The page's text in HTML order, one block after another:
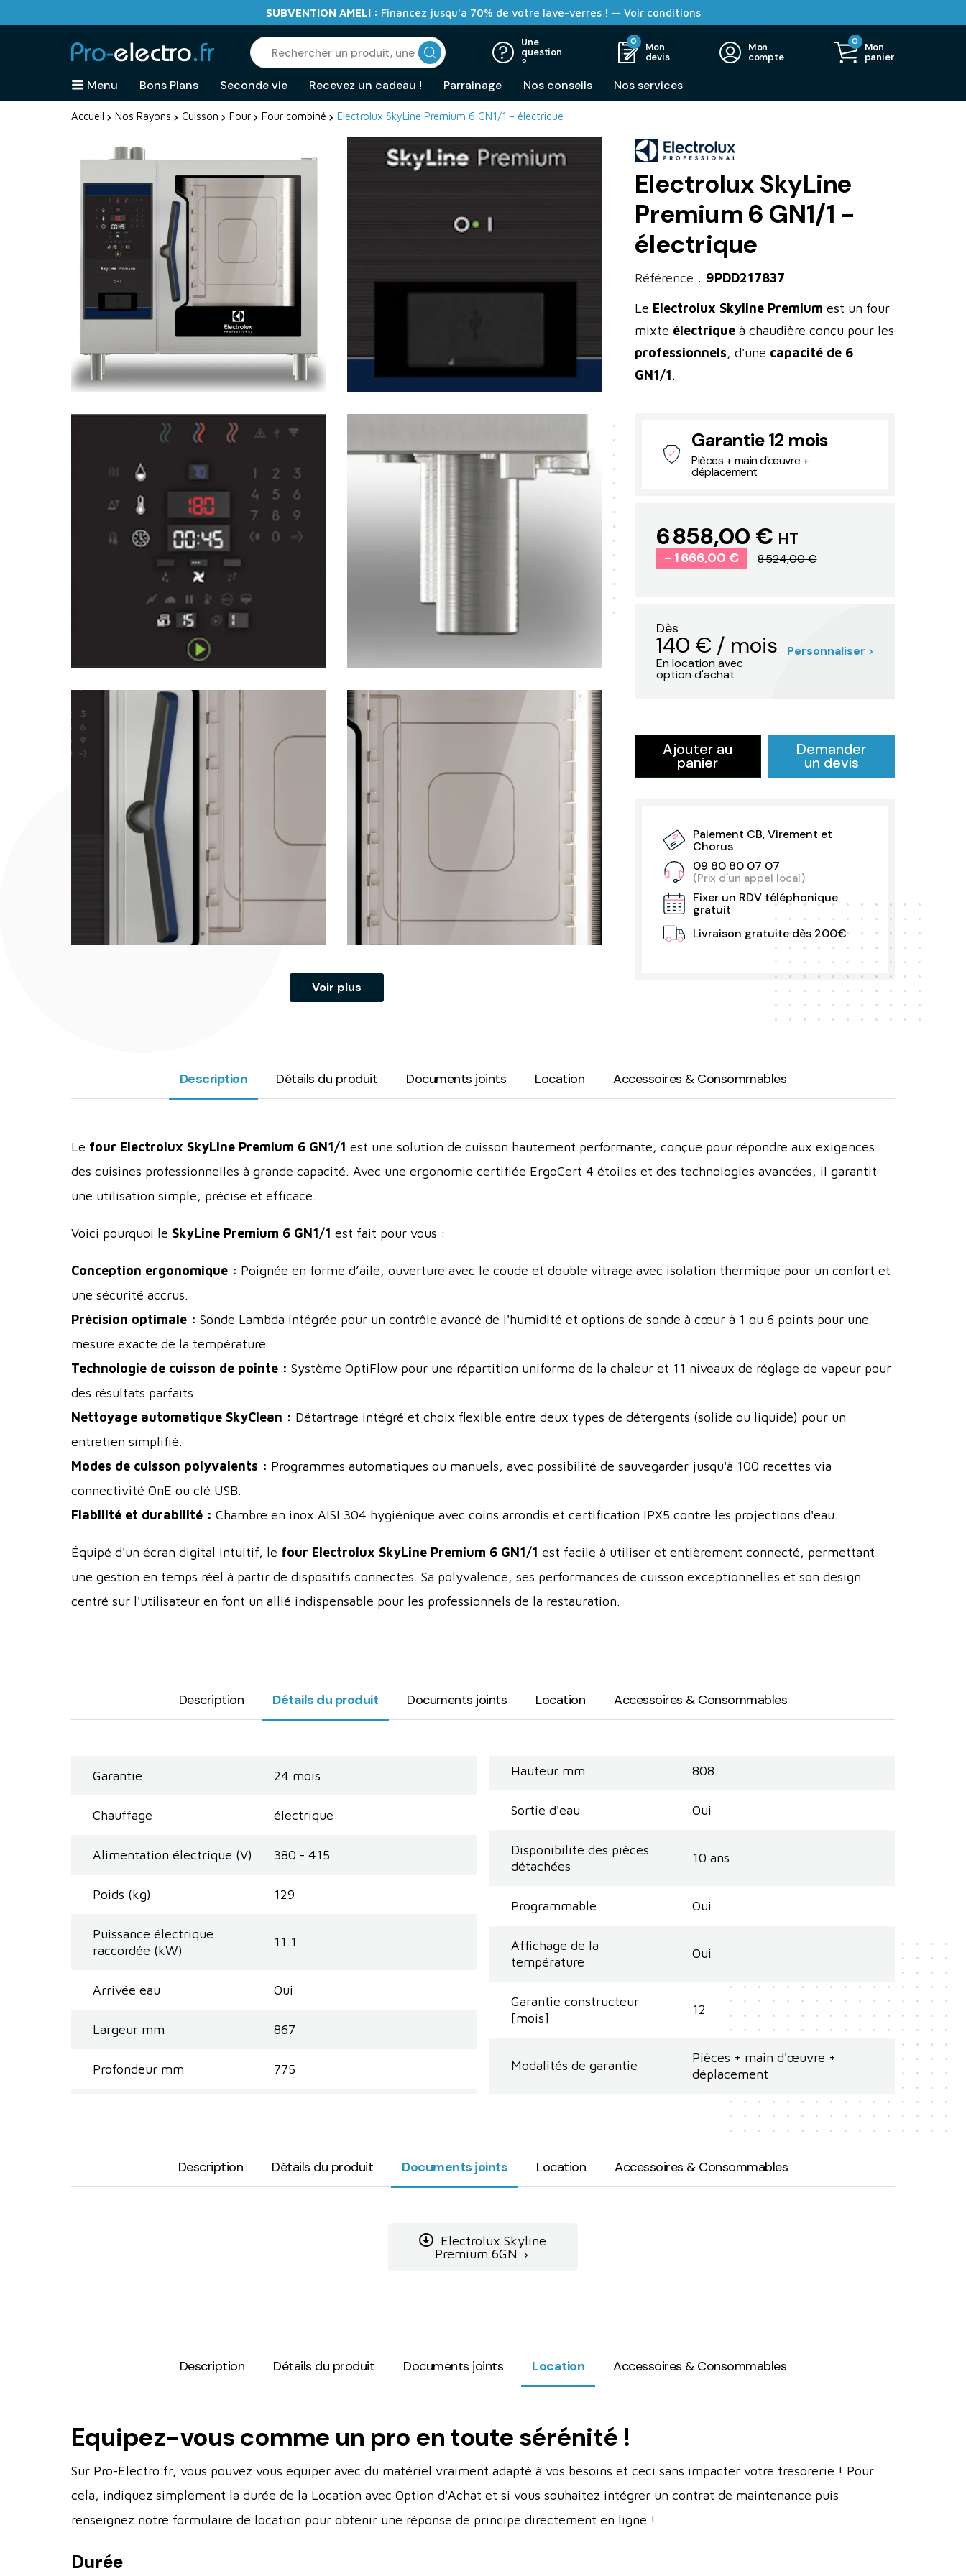
SUBVENTION AMELI : Financez jusqu'à 70% de votre lave-verres ! — Voir conditions
Une
question
?
Mon
devis
0
Mon
compte
0
Mon
panier
Menu Bons Plans Seconde vie Recevez un cadeau ! Parrainage Nos conseils Nos services
Accueil Nos Rayons Cuisson Four Four combiné Electrolux SkyLine Premium 6 GN1/1 - électrique
Voir plus
Electrolux SkyLine
Premium 6 GN1/1 -
électrique
Référence : 9PDD217837
Le Electrolux Skyline Premium est un four
mixte électrique à chaudière conçu pour les
professionnels, d'une capacité de 6
GN1/1.
Garantie 12 mois
Pièces + main d'œuvre +
déplacement
6 858,00 € HT
- 1 666,00 € 8 524,00 €
Dès
140 € / mois
En location avec
option d'achat
Personnaliser
Ajouter au
panier
Demander
un devis
Paiement CB, Virement et
Chorus
09 80 80 07 07
(Prix d'un appel local)
Fixer un RDV téléphonique
gratuit
Livraison gratuite dès 200€
Description Détails du produit Documents joints Location Accessoires & Consommables
Le four Electrolux SkyLine Premium 6 GN1/1 est une solution de cuisson hautement performante, conçue pour répondre aux exigences
des cuisines professionnelles à grande capacité. Avec une ergonomie certifiée ErgoCert 4 étoiles et des technologies avancées, il garantit
une utilisation simple, précise et efficace.
Voici pourquoi le SkyLine Premium 6 GN1/1 est fait pour vous :
Conception ergonomique : Poignée en forme d’aile, ouverture avec le coude et double vitrage avec isolation thermique pour un confort et
une sécurité accrus.
Précision optimale : Sonde Lambda intégrée pour un contrôle avancé de l'humidité et options de sonde à cœur à 1 ou 6 points pour une
mesure exacte de la température.
Technologie de cuisson de pointe : Système OptiFlow pour une répartition uniforme de la chaleur et 11 niveaux de réglage de vapeur pour
des résultats parfaits.
Nettoyage automatique SkyClean : Détartrage intégré et choix flexible entre deux types de détergents (solide ou liquide) pour un
entretien simplifié.
Modes de cuisson polyvalents : Programmes automatiques ou manuels, avec possibilité de sauvegarder jusqu'à 100 recettes via
connectivité OnE ou clé USB.
Fiabilité et durabilité : Chambre en inox AISI 304 hygiénique avec coins arrondis et certification IPX5 contre les projections d'eau.
Équipé d'un écran digital intuitif, le four Electrolux SkyLine Premium 6 GN1/1 est facile à utiliser et entièrement connecté, permettant
une gestion en temps réel à partir de dispositifs connectés. Sa polyvalence, ses performances de cuisson exceptionnelles et son design
centré sur l'utilisateur en font un allié indispensable pour les professionnels de la restauration.
Description Détails du produit Documents joints Location Accessoires & Consommables
Garantie 24 mois
Chauffage électrique
Alimentation électrique (V) 380 - 415
Poids (kg) 129
Puissance électrique
raccordée (kW)
11.1
Arrivée eau Oui
Largeur mm 867
Profondeur mm 775
Hauteur mm 808
Sortie d'eau Oui
Disponibilité des pièces
détachées
10 ans
Programmable Oui
Affichage de la
température
Oui
Garantie constructeur
[mois]
12
Modalités de garantie
Pièces + main d'œuvre +
déplacement
Description Détails du produit Documents joints Location Accessoires & Consommables
Electrolux Skyline
Premium 6GN

Description Détails du produit Documents joints Location Accessoires & Consommables
Equipez-vous comme un pro en toute sérénité !
Sur Pro-Electro.fr, vous pouvez vous équiper avec du matériel vraiment adapté à vos besoins et ceci sans impacter votre trésorerie ! Pour
cela, indiquez simplement la durée de la Location avec Option d'Achat et si vous souhaitez intégrer un contrat de maintenance puis
renseignez notre formulaire de location pour obtenir une réponse de principe directement en ligne !
Durée